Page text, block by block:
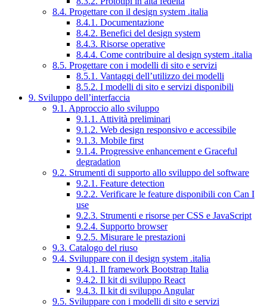
8.4. Progettare con il design system .italia
8.4.1. Documentazione
8.4.2. Benefici del design system
8.4.3. Risorse operative
8.4.4. Come contribuire al design system .italia
8.5. Progettare con i modelli di sito e servizi
8.5.1. Vantaggi dell’utilizzo dei modelli
8.5.2. I modelli di sito e servizi disponibili
9. Sviluppo dell’interfaccia
9.1. Approccio allo sviluppo
9.1.1. Attività preliminari
9.1.2. Web design responsivo e accessibile
9.1.3. Mobile first
9.1.4. Progressive enhancement e Graceful
degradation
9.2. Strumenti di supporto allo sviluppo del software
9.2.1. Feature detection
9.2.2. Verificare le feature disponibili con Can I
use
9.2.3. Strumenti e risorse per CSS e JavaScript
9.2.4. Supporto browser
9.2.5. Misurare le prestazioni
9.3. Catalogo del riuso
9.4. Sviluppare con il design system .italia
9.4.1. Il framework Bootstrap Italia
9.4.2. Il kit di sviluppo React
9.4.3. Il kit di sviluppo Angular
9.5. Sviluppare con i modelli di sito e servizi